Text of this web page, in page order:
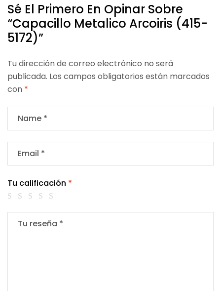
Sé El Primero En Opinar Sobre
“Capacillo Metalico Arcoiris (415-
5172)”
Tu dirección de correo electrónico no será
publicada. Los campos obligatorios están marcados
con *
Tu calificación *